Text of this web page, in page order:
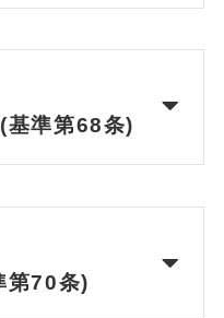
基準第68条)
第70条)